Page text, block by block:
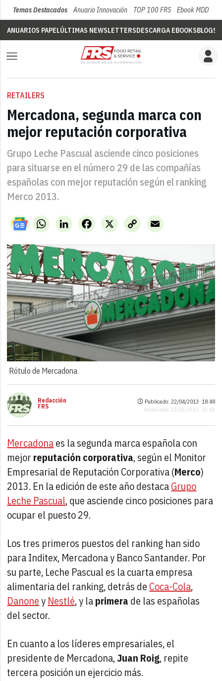
Temas Destacados Anuario Innovación TOP 100 FRS Ebook MDD
ANUARIOS PAPELÚLTIMAS NEWSLETTERSDESCARGA EBOOKSBLOGS
RETAILERS
Mercadona, segunda marca con
mejor reputación corporativa
Grupo Leche Pascual asciende cinco posiciones
para situarse en el número 29 de las compañías
españolas con mejor reputación según el ranking
Merco 2013.
WhatsAppLinkedIn X
Facebook
Copy
Link
Email
Rótulo de Mercadona
Redacción
FRS
Publicado: 22/04/2013 ·18:48
Actualizado: 22/04/2013 · 18:48
Mercadonaes la segunda marca española con
mejor reputación corporativa, según el Monitor
Empresarial de Reputación Corporativa (Merco)
2013. En la edición de este año destacaGrupo
Leche Pascual, que asciende cinco posiciones para
ocupar el puesto 29.
Los tres primeros puestos del ranking han sido
para Inditex, Mercadona y Banco Santander. Por
su parte, Leche Pascual es la cuarta empresa
alimentaria del ranking, detrás de Coca-Cola,
Danoney Nestlé, y laprimera de las españolas
del sector.
En cuanto a los líderes empresariales, el
presidente de Mercadona,Juan Roig, repite
tercera posición un ejercicio más.